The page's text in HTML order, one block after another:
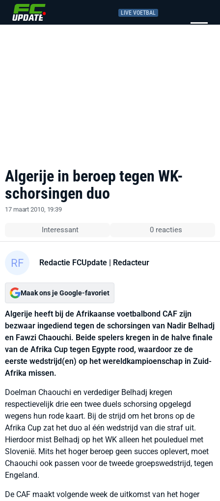
LIVE VOETBAL
Algerije in beroep tegen WK-
schorsingen duo
17 maart 2010, 19:39
Interessant 0 reacties
Redactie FCUpdate | Redacteur
Maak ons je Google-favoriet
Algerije heeft bij de Afrikaanse voetbalbond CAF zijn
bezwaar ingediend tegen de schorsingen van Nadir Belhadj
en Fawzi Chaouchi. Beide spelers kregen in de halve finale
van de Afrika Cup tegen Egypte rood, waardoor ze de
eerste wedstrijd(en) op het wereldkampioenschap in Zuid-
Afrika missen.
Doelman Chaouchi en verdediger Belhadj kregen
respectievelijk drie een twee duels schorsing opgelegd
wegens hun rode kaart. Bij de strijd om het brons op de
Afrika Cup zat het duo al één wedstrijd van die straf uit.
Hierdoor mist Belhadj op het WK alleen het pouleduel met
Slovenië. Mits het hoger beroep geen succes oplevert, moet
Chaouchi ook passen voor de tweede groepswedstrijd, tegen
Engeland.
De CAF maakt volgende week de uitkomst van het hoger